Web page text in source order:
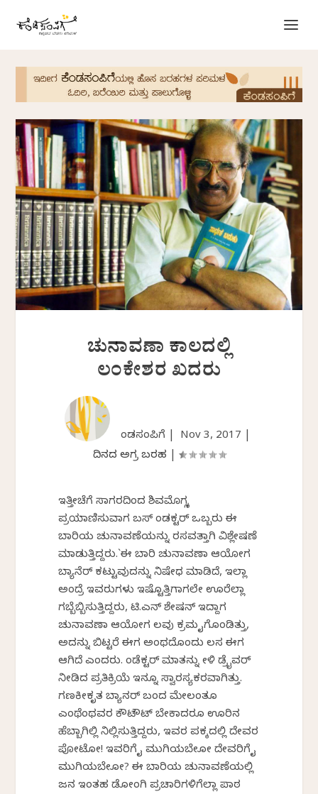
ಚುನಾವಣಾ ಕಾಲದಲ್ಲಿ
ಲಂಕೇಶರ ಖದರು
ಕೆಂಡಸಂಪಿಗೆ | Nov 3, 2017
ದಿನದ ಅಗ್ರ ಬರಹ
ಇತ್ತೀಚೆಗೆ ಸಾಗರದಿಂದ ಶಿವಮೊಗ್ಗಕ್ಕೆ
ಪ್ರಯಾಣಿಸುವಾಗ ಬಸ್ ಕೆಂಡಕ್ಟರ್ ಒಬ್ಬರು ಈ
ಬಾರಿಯ ಚುನಾವಣೆಯನ್ನು ರಸವತ್ತಾಗಿ ವಿಶ್ಲೇಷಣೆ
ಮಾಡುತ್ತಿದ್ದರು.`ಈ ಬಾರಿ ಚುನಾವಣಾ ಆಯೋಗ
ಬ್ಯಾನೆರ್ ಕಟ್ಟುವುದನ್ನು ನಿಷೇಧ ಮಾಡಿದೆ, ಇಲ್ಲಾ
ಅಂದ್ರೆ ಇವರುಗಳು ಇಷ್ಟೊತ್ತಿಗಾಗಲೇ ಊರೆಲ್ಲಾ
ಗಬ್ಬೆಬ್ಬಿಸುತ್ತಿದ್ದರು, ಟಿ.ಎನ್ ಶೇಷನ್ ಇದ್ದಾಗ
ಚುನಾವಣಾ ಆಯೋಗ ಕೆಲವು ಕ್ರಮ ಕೈಗೊಂಡಿತ್ತು,
ಅದನ್ನು ಬಿಟ್ಟರೆ ಈಗ ಅಂಥದೊಂದು ಕೆಲಸ ಈಗ
ಆಗಿದೆ ಎಂದರು. ಕೆಂಡೆಕ್ಟರ್ ಮಾತನ್ನು ಕೇಳಿ ಡ್ರೈವರ್
ನೀಡಿದ ಪ್ರತಿಕ್ರಿಯೆ ಇನ್ನೂ ಸ್ವಾರಸ್ಯಕರವಾಗಿತ್ತು.
ಗಣಕೀಕೃತ ಬ್ಯಾನರ್ ಬಂದ ಮೇಲಂತೂ
ಎಂಥೆಂಥವರ ಕೌಟೌಟ್ ಬೇಕಾದರೂ ಊರಿನ
ಹೆಬ್ಬಾಗಿಲ್ಲಿ ನಿಲ್ಲಿಸುತ್ತಿದ್ದರು, ಇವರ ಪಕ್ಕದಲ್ಲಿ ದೇವರ
ಪೋಟೋ! ಇವರಿಗೆ ಕೈ ಮುಗಿಯಬೇಕೋ ದೇವರಿಗೆ ಕೈ
ಮುಗಿಯಬೇಕೋ? ಈ ಬಾರಿಯ ಚುನಾವಣೆಯಲ್ಲಿ
ಜನ ಇಂತಹ ಡೋಂಗಿ ಪ್ರಚಾರಿಗಳಿಗೆಲ್ಲಾ ಪಾಠ